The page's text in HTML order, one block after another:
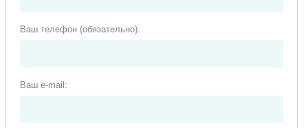
Ваш телефон (обязательно):
Ваш e-mail: